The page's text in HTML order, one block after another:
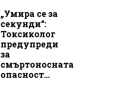
„Умира се за
секунди“:
Токсиколог
предупреди
за
смъртоносната
опасност...